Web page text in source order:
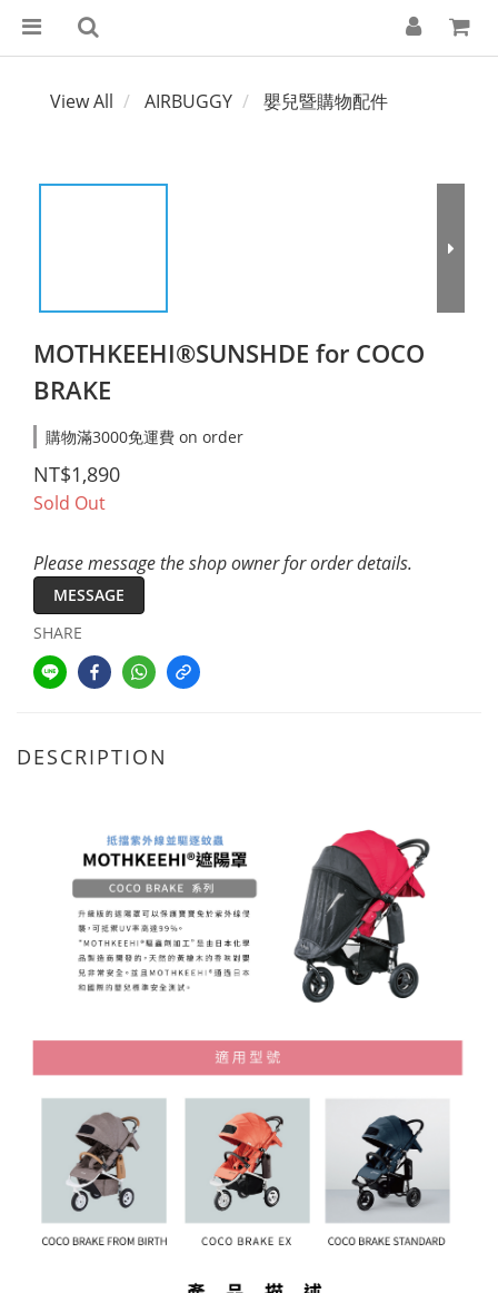
View All AIRBUGGY 嬰兒暨購物配件
MOTHKEEHI®SUNSHDE for COCO
BRAKE
購物滿3000免運費 on order
NT$1,890
Sold Out
Please message the shop owner for order details.
MESSAGE
SHARE
DESCRIPTION